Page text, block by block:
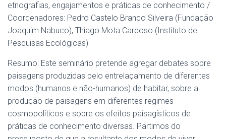
etnografias, engajamentos e práticas de conhecimento /
Coordenadores: Pedro Castelo Branco Silveira (Fundação
Joaquim Nabuco), Thiago Mota Cardoso (Instituto de
Pesquisas Ecológicas)
Resumo: Este seminário pretende agregar debates sobre
paisagens produzidas pelo entrelaçamento de diferentes
modos (humanos e não-humanos) de habitar, sobre a
produção de paisagens em diferentes regimes
cosmopolíticos e sobre os efeitos paisagísticos de
práticas de conhecimento diversas. Partimos do